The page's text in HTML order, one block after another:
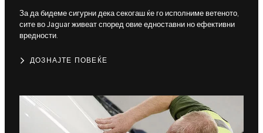
За да бидеме сигурни дека секогаш ќе го исполниме ветеното,
сите во Jaguar живеат според овие едноставни но ефективни
вредности.
ДОЗНАЈТЕ ПОВЕЌЕ